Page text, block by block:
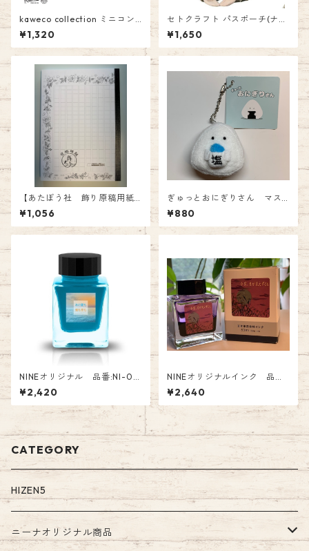
kaweco collection ミニコン
バーター KAWECO-CVT-MI
N2 ￥1100(税込）
¥1,320
セトクラフト パスポーチ(ナマ
ケモノ) SF-3503-220 165
0円（税込）
¥1,650
【あたぼう社 飾り原稿用紙
ノート】 ¥1,056.-(税込)
¥1,056
ぎゅっとおにぎりさん マス
コット しお 880円
¥880
NINEオリジナル 品番:NI-018
Tono&Lims コラボインク「 あ
の夏も 海も 空も」 オリジナル
Glass Pen Ink
¥2,420
NINEオリジナルインク 品番:
NI-035 今宵、月が見えずと
も Fountain Pen Ink 2640
円（税込）
¥2,640
CATEGORY
HIZEN5
ニーナオリジナル商品